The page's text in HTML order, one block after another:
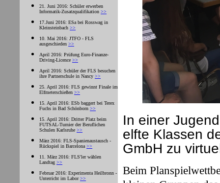
21. Juni 2016: Schüler erwerben
Informatik-Zusatzqualifikation >>
17.Juni 2016: ESa bei Rosswag in
Kleinsteinbach >>
10. Mai 2016: JTFO - FLS
ausgeschieden >>
April 2016: Prüfung Euro-Finanze-
Driving-Licence >>
April 2016: Schüler der FLS besuchen
ihre Partnerschule in Nancy >>
25. April 2016: FLS gewinnt Finale im
Elfmeterschießen >>
15. April 2016: ESb baggert bei Terex
Fuchs in Bad Schönborn >>
15. April 2016: Dritter Platz beim
FUTSAL-Turnier der Beruflichen
Schulen Karlsruhe >>
März 2016: FLS-Spanienaustausch -
Rückspiel in Barcelona >>
11. März 2016: FLS'ler wählen
Landtag >>
Februar 2016: Experimenta Heilbronn -
Unterricht im Labor>>
In einer
elfte Klassen
GmbH zu
Beim